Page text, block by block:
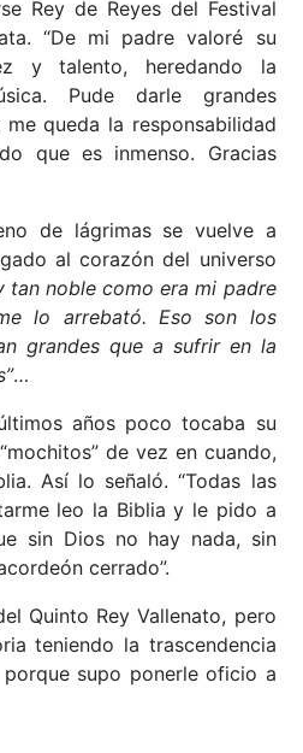
Rey de Reyes del Festival
“De mi padre valoré su
y talento, heredando la
Pude darle grandes
queda la responsabilidad
que es inmenso. Gracias
de lágrimas se vuelve a
al corazón del universo
tan noble como era mi padre
lo arrebató. Eso son los
grandes que a sufrir en la
…
años poco tocaba su
de vez en cuando,
Así lo señaló. “Todas las
leo la Biblia y le pido a
sin Dios no hay nada, sin
cerrado”.
Quinto Rey Vallenato, pero
teniendo la trascendencia
supo ponerle oficio a